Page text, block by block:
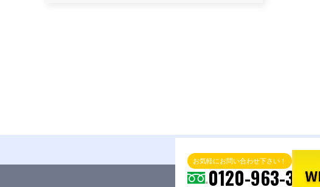
お気軽にお問い合わせ下さい！
0120-963-324